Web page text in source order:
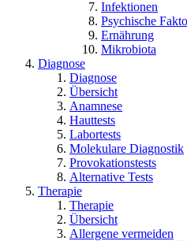
Infektionen
Psychische
Ernährung
Mikrobiota
Diagnose
Diagnose
Übersicht
Anamnese
Hauttests
Labortests
Molekulare Diagnostik
Provokationstests
Alternative Tests
Therapie
Therapie
Übersicht
Allergene vermeiden